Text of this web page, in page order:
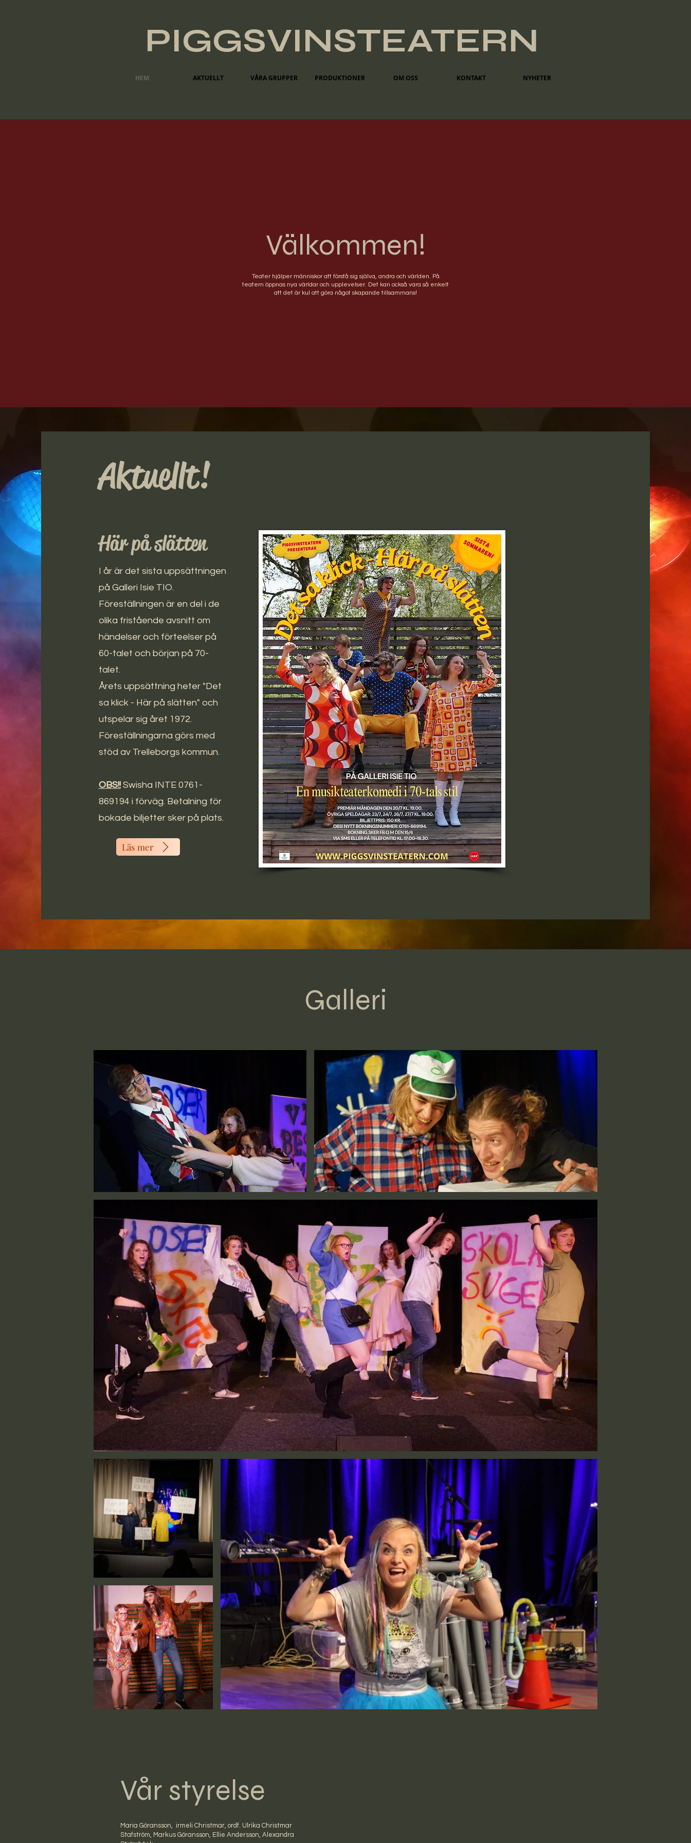
PIGGSVINSTEATERN
HEM AKTUELLT VÅRA GRUPPER PRODUKTIONER OM OSS KONTAKT NYHETER
Välkommen!
Teater hjälper människor att förstå sig själva, andra och världen. På
teatern öppnas nya världar och upplevelser. Det kan också vara så enkelt
att det är kul att göra något skapande tillsammans!
Aktuellt!
Här på slätten
I år är det sista uppsättningen
på Galleri Isie TIO.
Föreställningen är en del i de
olika fristående avsnitt om
händelser och förteelser på
60-talet och början på 70-
talet.
Årets uppsättning heter "Det
sa klick - Här på slätten" och
utspelar sig året 1972.
Föreställningarna görs med
stöd av Trelleborgs kommun.
OBS!!Swisha INTE 0761-
869194 i förväg. Betalning för
bokade biljetter sker på plats.
Läs mer
Galleri
Vår styrelse
Maria Göransson, irmeli Christmar, ordf. Ulrika Christmar
Stafström, Markus Göransson, Ellie Andersson, Alexandra